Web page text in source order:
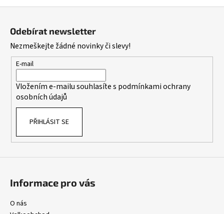
a
c
r
ý
p
Odebírat newsletter
Nezmeškejte žádné novinky či slevy!
E-mail
Vložením e-mailu souhlasíte s podmínkami ochrany
osobních údajů
PŘIHLÁSIT SE
Informace pro vás
O nás